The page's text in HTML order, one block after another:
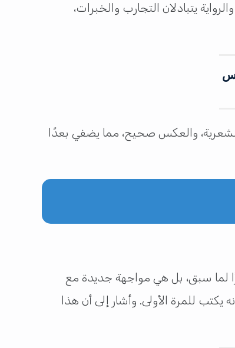
يتبادلان التجارب والخبرات،
الشعرية، والعكس صحيح، مما يضفي بعدًا
لما سبق، بل هي مواجهة جديدة مع
للمرة الأولى. وأشار إلى أن هذا